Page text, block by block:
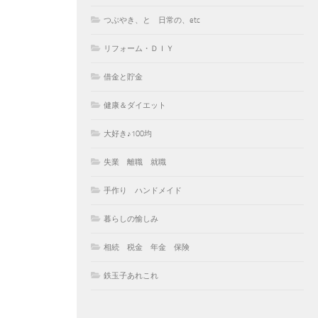
つぶやき、と 日常の、etc
リフォーム・ＤＩＹ
借金と貯金
健康＆ダイエット
大好き♪100均
失業 離職 就職
手作り ハンドメイド
暮らしの愉しみ
相続 税金 年金 保険
鉄玉子あれこれ